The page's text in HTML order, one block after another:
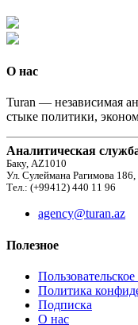
О нас
Turan — независимая
стыке политики,
Аналитическая
Баку, AZ1010
Ул. Сулеймана Рагимова 186,
Тел.: (+99412) 440 11 96
agency@turan.az
Полезное
Политика
Подписка
О нас